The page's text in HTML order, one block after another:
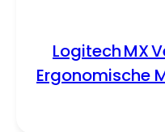
Logitech MX
Ergonomische